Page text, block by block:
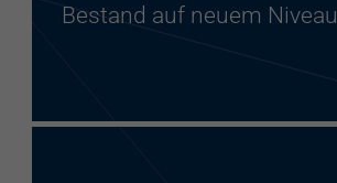
Bestand auf neuem Niveau